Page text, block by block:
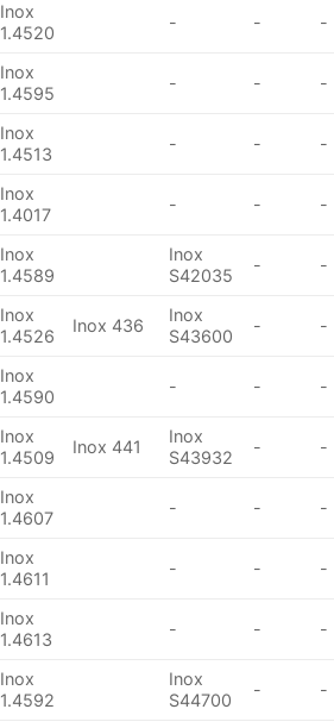
Inox
1.4520
- - -
Inox
1.4595
- - -
Inox
1.4513
- - -
Inox
1.4017
- - -
Inox
1.4589
Inox
S42035
- -
Inox
1.4526
Inox 436
Inox
S43600
- -
Inox
1.4590
- - -
Inox
1.4509
Inox 441
Inox
S43932
- -
Inox
1.4607
- - -
Inox
1.4611
- - -
Inox
1.4613
- - -
Inox
1.4592
Inox
S44700
- -